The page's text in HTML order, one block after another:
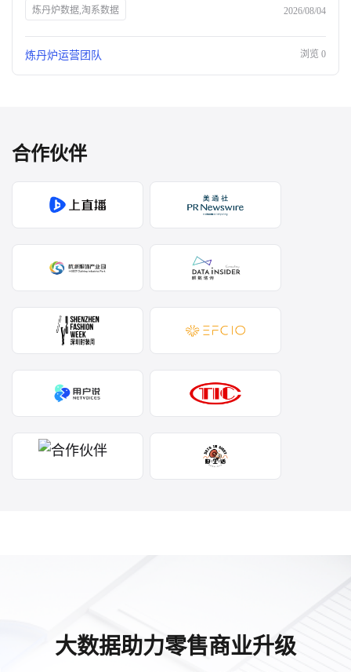
炼丹炉数据,淘系数据 2026/08/04
炼丹炉运营团队 浏览 0
合作伙伴
大数据助力零售商业升级